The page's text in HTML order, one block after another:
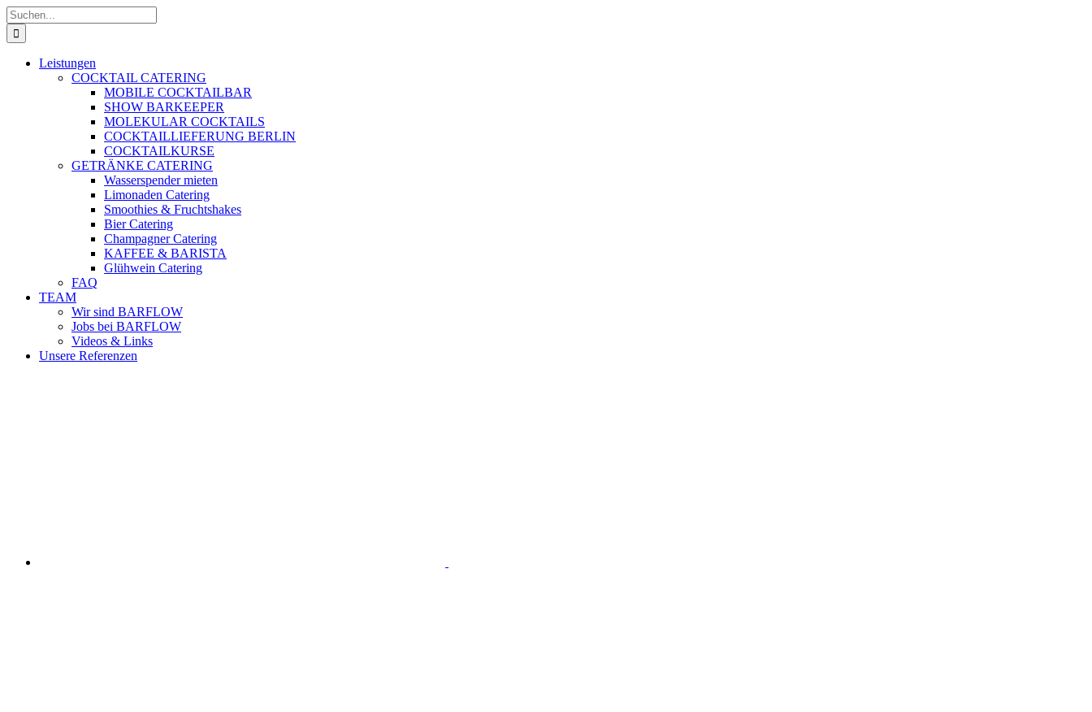
Zum
Inhalt
springen
Suche
nach:
Leistungen
COCKTAIL CATERING
MOBILE COCKTAILBAR
SHOW BARKEEPER
MOLEKULAR COCKTAILS
COCKTAILLIEFERUNG BERLIN
COCKTAILKURSE
GETRÄNKE CATERING
Wasserspender mieten
Limonaden Catering
Smoothies & Fruchtshakes
Bier Catering
Champagner Catering
KAFFEE & BARISTA
Glühwein Catering
FAQ
TEAM
Wir sind BARFLOW
Jobs bei BARFLOW
Videos & Links
Unsere Referenzen